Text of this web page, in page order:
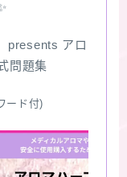
presents アロ
問題集
ード付)